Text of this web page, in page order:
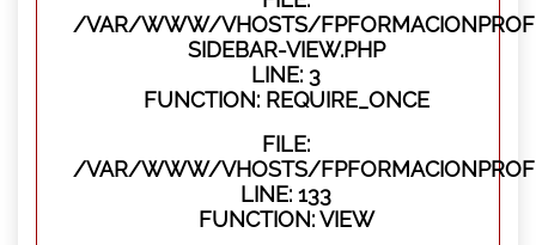
/VAR/WWW/VHOSTS/
SIDEBAR-VIEW.PHP
LINE: 3
FUNCTION: REQUIRE_ONCE
FILE:
/VAR/WWW/VHOSTS/
LINE: 133
FUNCTION: VIEW